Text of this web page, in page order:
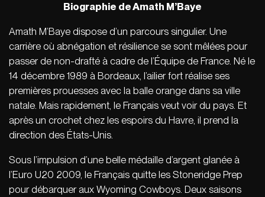
Biographie de Amath M’Baye
Amath M’Baye dispose d’un parcours singulier. Une
carrière où abnégation et résilience se sont mêlées pour
passer de non-drafté à cadre de l’Équipe de France. Né le
14 décembre 1989 à Bordeaux, l’ailier fort réalise ses
premières prouesses avec la balle orange dans sa ville
natale. Mais rapidement, le Français veut voir du pays. Et
après un crochet chez les espoirs du Havre, il prend la
direction des États-Unis.
Sous l’impulsion d’une belle médaille d’argent glanée à
l’Euro U20 2009, le Français quitte les Stoneridge Prep
pour débarquer aux Wyoming Cowboys. Deux saisons